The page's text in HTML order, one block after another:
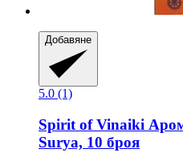
Добавяне
5.0 (1)
Spirit of Vinaiki
Surya, 10 броя